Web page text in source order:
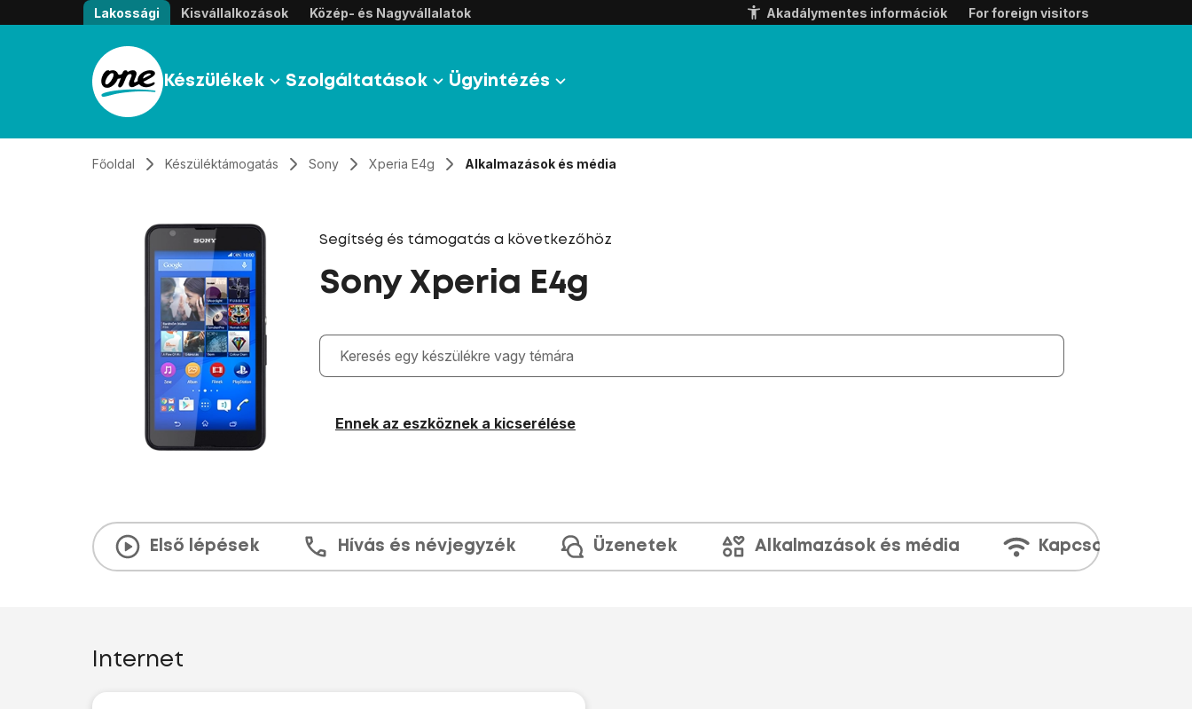
Átugrás, tovább a tartalomhoz
Lakossági Kisvállalkozások Közép- és Nagyvállalatok Akadálymentes információk For foreign visitors
Készülékek Szolgáltatások Ügyintézés
Főoldal Készüléktámogatás Sony Xperia E4g Alkalmazások és média
Segítség és támogatás a következőhöz
Sony Xperia E4g
Gépelés közben megjelennek a keresési javaslatok a mező alatt
Ennek az eszköznek a kicserélése
Első lépések Hívás és névjegyzék Üzenetek Alkalmazások és média Kapcsolatok
Internet